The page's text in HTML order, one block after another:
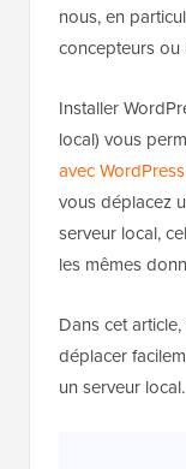
nous, en
concepteurs ou
Installer
local) vous
avec WordPress
vous déplacez
serveur local,
les mêmes
Dans cet
déplacer
un serveur local.